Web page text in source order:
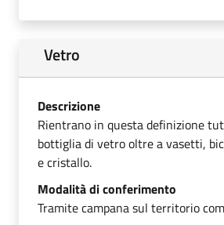
Vetro
Descrizione
Rientrano in questa definizione
bottiglia di vetro oltre a vasetti,
e cristallo.
Modalità di conferimento
Tramite campana sul territorio